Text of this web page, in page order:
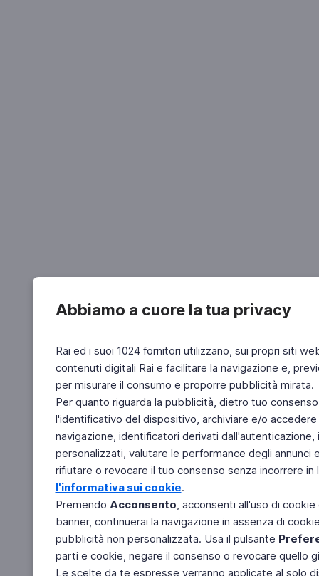
Abbiamo a cuore la tua privacy
Rai ed i suoi 1024 fornitori utilizzano, sui propri siti
contenuti digitali Rai e facilitare la navigazione e,
per misurare il consumo e proporre pubblicità mirata.
Per quanto riguarda la pubblicità, dietro tuo
l'identificativo del dispositivo, archiviare e/o
navigazione, identificatori derivati
personalizzati, valutare le performance degli
rifiutare o revocare il tuo consenso senza incorrere
l'informativa sui cookie.
Premendo Acconsento, acconsenti all'uso di
banner, continuerai la navigazione in assenza di
pubblicità non personalizzata. Usa il pulsante
parti e cookie, negare il consenso o revocare quello
Le scelte da te espresse verranno applicate al solo